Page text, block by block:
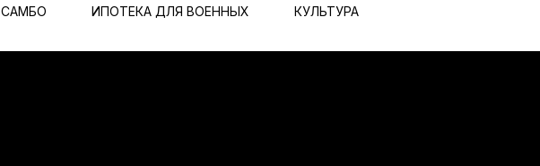
САМБО ИПОТЕКА ДЛЯ ВОЕННЫХ
КУЛЬТУРА